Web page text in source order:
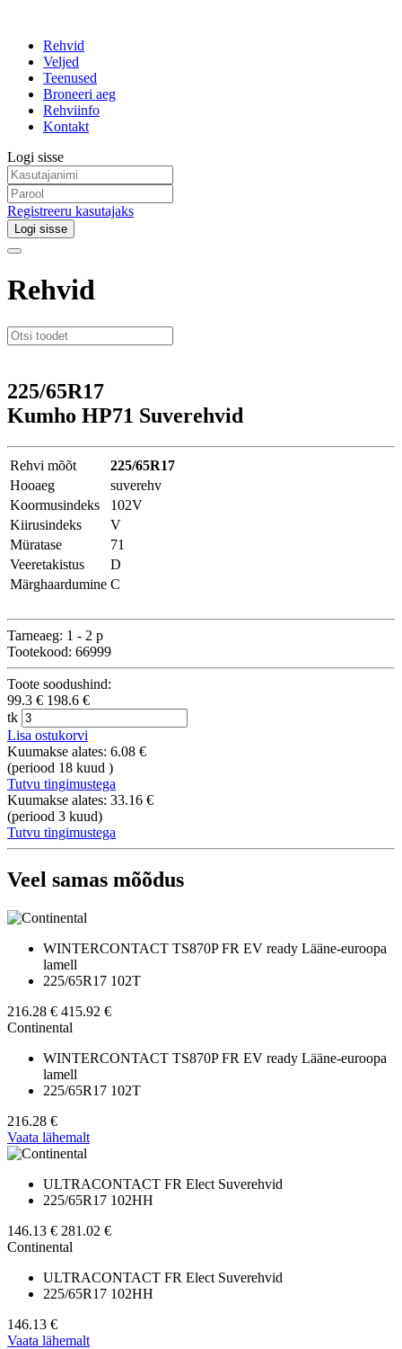
Rehvid
Veljed
Teenused
Broneeri aeg
Rehviinfo
Kontakt
Logi sisse
Registreeru kasutajaks
Logi sisse
Rehvid
225/65R17
Kumho HP71 Suverehvid
Rehvi mõõt
225/65R17
Hooaeg
suverehv
Koormusindeks
102V
Kiirusindeks
V
Müratase
71
Veeretakistus
D
Märghaardumine C
Tarneaeg: 1 - 2 p
Tootekood: 66999
Toote soodushind:
99.3 € 198.6 €
tk
Lisa ostukorvi
Kuumakse alates: 6.08 €
(periood 18 kuud )
Tutvu tingimustega
Kuumakse alates: 33.16 €
(periood 3 kuud)
Tutvu tingimustega
Veel samas mõõdus
WINTERCONTACT TS870P FR EV ready Lääne-euroopa
lamell
225/65R17 102T
216.28 € 415.92 €
Continental
WINTERCONTACT TS870P FR EV ready Lääne-euroopa
lamell
225/65R17 102T
216.28 €
Vaata lähemalt
ULTRACONTACT FR Elect Suverehvid
225/65R17 102HH
146.13 € 281.02 €
Continental
ULTRACONTACT FR Elect Suverehvid
225/65R17 102HH
146.13 €
Vaata lähemalt